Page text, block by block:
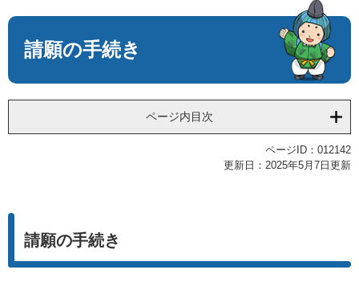
本文
請願の手続き
ページ内目次
ページID：012142
更新日：2025年5月7日更新
請願の手続き